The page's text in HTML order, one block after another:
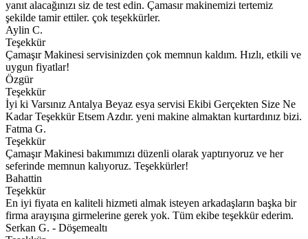
yanıt alacağınızı siz de test edin. Çamasır makinemizi tertemiz
şekilde tamir ettiler. çok teşekkürler.
Aylin C.
Teşekkür
Çamaşır Makinesi servisinizden çok memnun kaldım. Hızlı, etkili ve
uygun fiyatlar!
Özgür
Teşekkür
İyi ki Varsınız Antalya Beyaz esya servisi Ekibi Gerçekten Size Ne
Kadar Teşekkür Etsem Azdır. yeni makine almaktan kurtardınız bizi.
Fatma G.
Teşekkür
Çamaşır Makinesi bakımımızı düzenli olarak yaptırıyoruz ve her
seferinde memnun kalıyoruz. Teşekkürler!
Bahattin
Teşekkür
En iyi fiyata en kaliteli hizmeti almak isteyen arkadaşların başka bir
firma arayışına girmelerine gerek yok. Tüm ekibe teşekkür ederim.
Serkan G. - Döşemealtı